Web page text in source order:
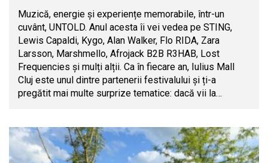
Muzică, energie și experiențe memorabile, într-un
cuvânt, UNTOLD. Anul acesta îi vei vedea pe STING,
Lewis Capaldi, Kygo, Alan Walker, Flo RIDA, Zara
Larsson, Marshmello, Afrojack B2B R3HAB, Lost
Frequencies și mulți alții. Ca în fiecare an, Iulius Mall
Cluj este unul dintre partenerii festivalului și ți-a
pregătit mai multe surprize tematice: dacă vii la…